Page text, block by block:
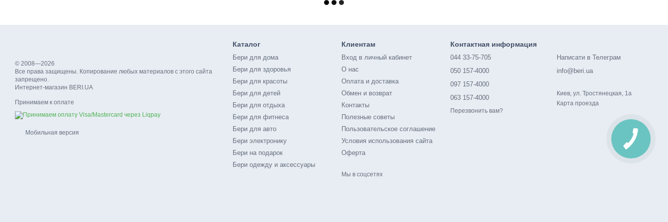
© 2008—2026
Все права защищены. Копирование любых материалов с этого сайта
запрещено.
Интернет-магазин BERI.UA
Принимаем к оплате
Мобильная версия
Каталог
Бери для дома
Бери для здоровья
Бери для красоты
Бери для детей
Бери для отдыха
Бери для фитнеса
Бери для авто
Бери электронику
Бери на подарок
Бери одежду и аксессуары
Клиентам
Вход в личный кабинет
О нас
Оплата и доставка
Обмен и возврат
Контакты
Полезные советы
Пользовательское соглашение
Условия использования сайта
Оферта
Мы в соцсетях
Контактная информация
044 33-75-705
050 157-4000
097 157-4000
063 157-4000
Перезвонить вам?
Написати в Телеграм
info@beri.ua
Киев, ул. Тростянецкая, 1а
Карта проезда